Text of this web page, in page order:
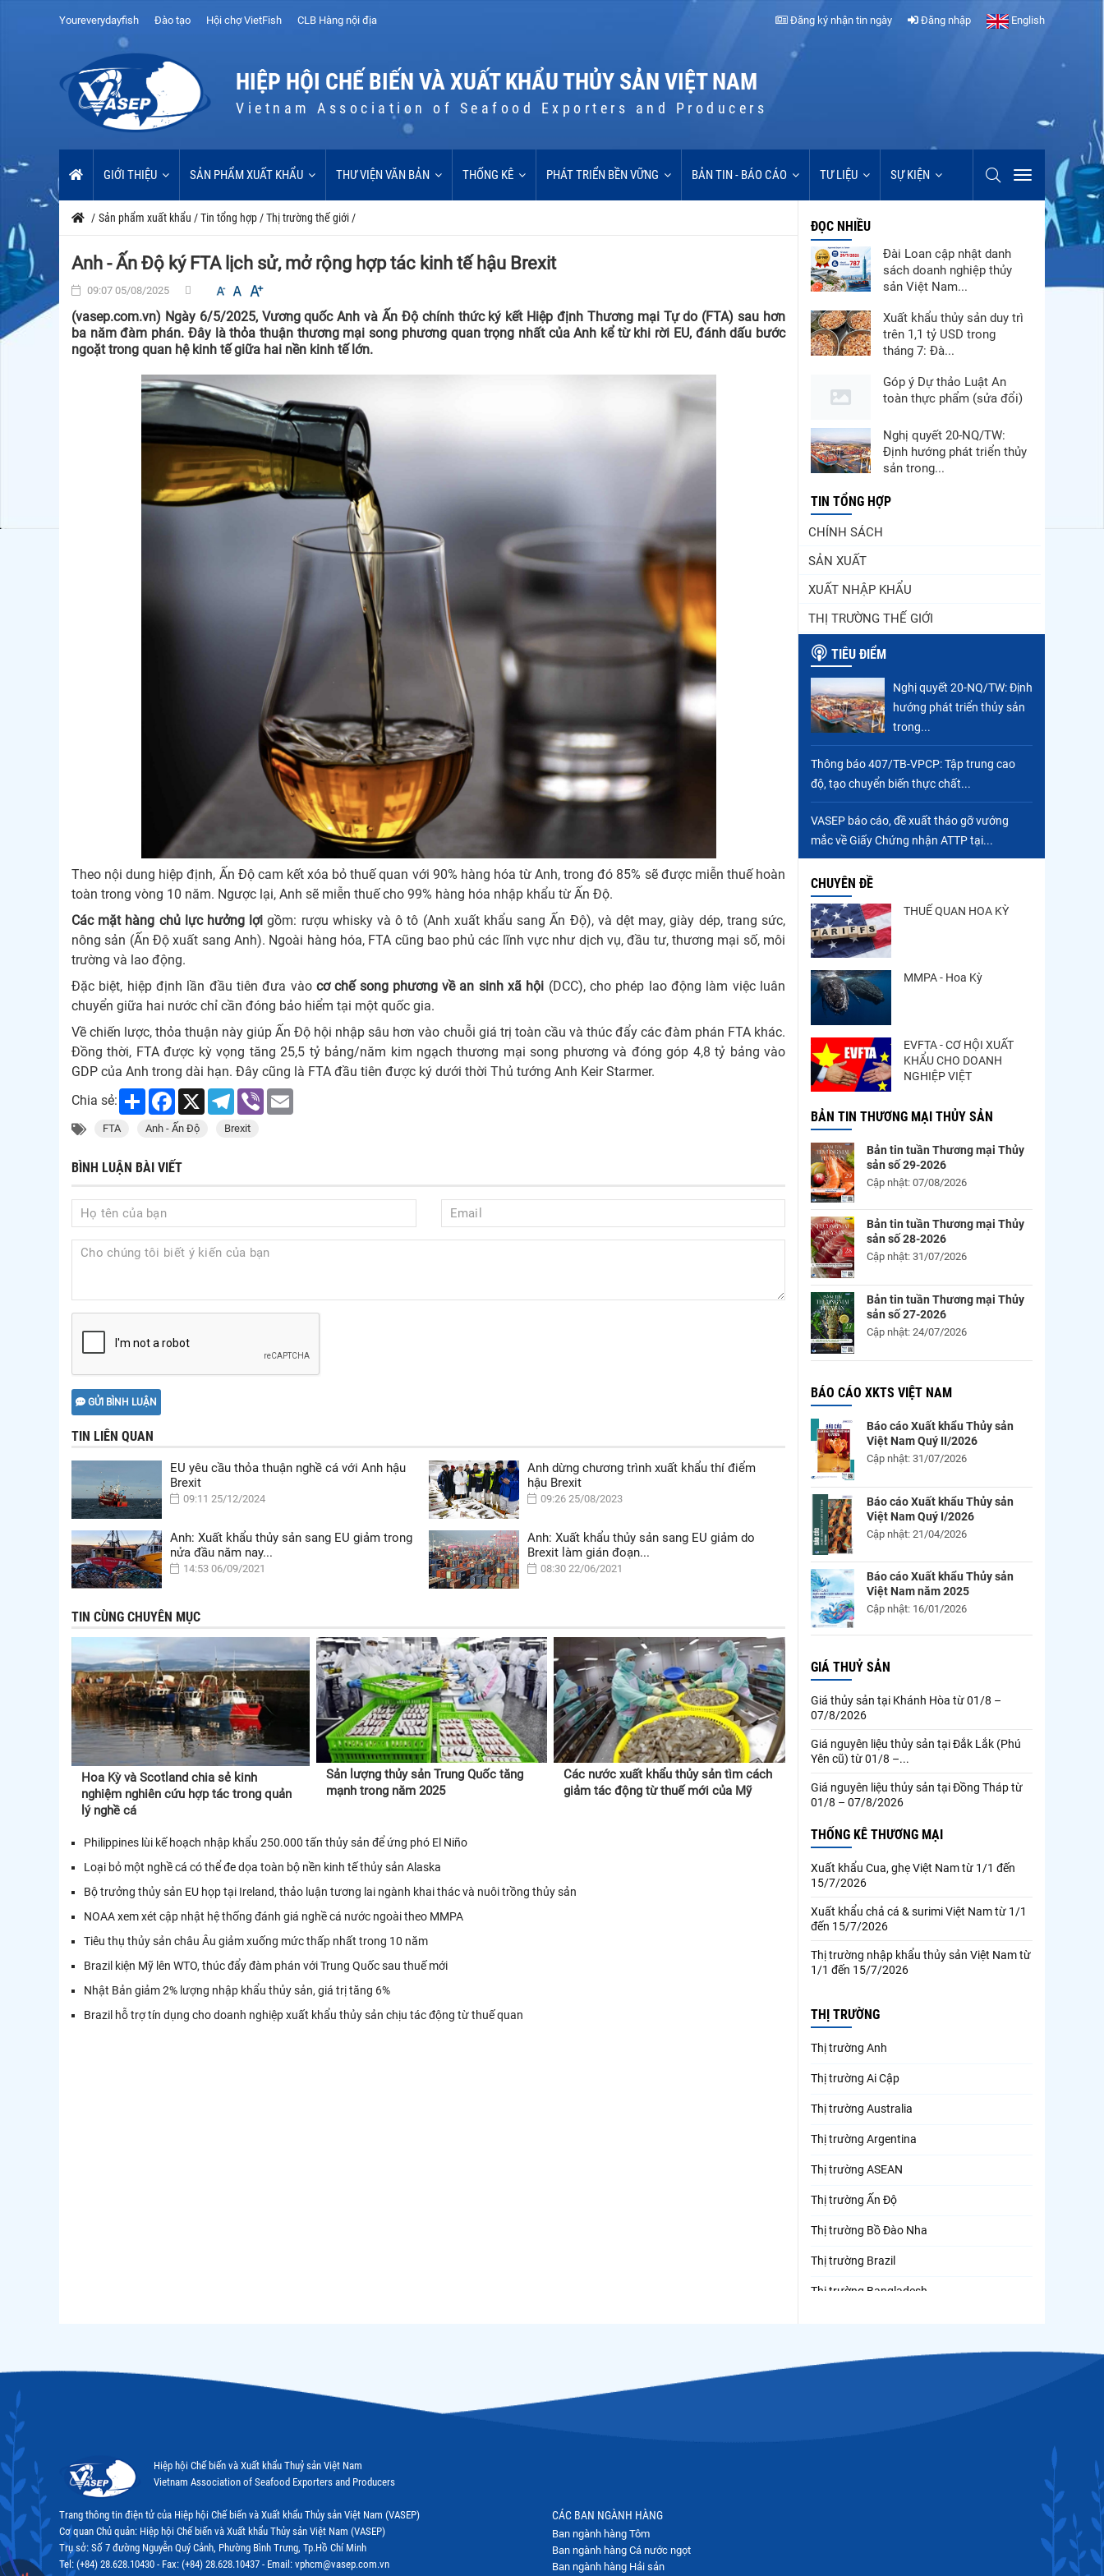
Youreverydayfish Đào tạo Hội chợ VietFish CLB Hàng nội địa Đăng ký nhận tin ngày Đăng nhập English
HIỆP HỘI CHẾ BIẾN VÀ XUẤT KHẨU THỦY SẢN VIỆT NAM
Vietnam Association of Seafood Exporters and Producers
GIỚI THIỆU SẢN PHẨM XUẤT KHẨU THƯ VIỆN VĂN BẢN THỐNG KÊ PHÁT TRIỂN BỀN VỮNG BẢN TIN - BÁO CÁO TƯ LIỆU SỰ KIỆN
/ Sản phẩm xuất khẩu /Tin tổng hợp /Thị trường thế giới /
Anh - Ấn Độ ký FTA lịch sử, mở rộng hợp tác kinh tế hậu Brexit
09:07 05/08/2025
(vasep.com.vn) Ngày 6/5/2025, Vương quốc Anh và Ấn Độ chính thức ký kết Hiệp định Thương mại Tự do (FTA) sau hơn
ba năm đàm phán. Đây là thỏa thuận thương mại song phương quan trọng nhất của Anh kể từ khi rời EU, đánh dấu bước
ngoặt trong quan hệ kinh tế giữa hai nền kinh tế lớn.
Theo nội dung hiệp định, Ấn Độ cam kết xóa bỏ thuế quan với 90% hàng hóa từ Anh, trong đó 85% sẽ được miễn thuế hoàn
toàn trong vòng 10 năm. Ngược lại, Anh sẽ miễn thuế cho 99% hàng hóa nhập khẩu từ Ấn Độ.
Các mặt hàng chủ lực hưởng lợigồm: rượu whisky và ô tô (Anh xuất khẩu sang Ấn Độ), và dệt may, giày dép, trang sức,
nông sản (Ấn Độ xuất sang Anh). Ngoài hàng hóa, FTA cũng bao phủ các lĩnh vực như dịch vụ, đầu tư, thương mại số, môi
trường và lao động.
Đặc biệt, hiệp định lần đầu tiên đưa vào cơ chế song phương về an sinh xã hội (DCC), cho phép lao động làm việc luân
chuyển giữa hai nước chỉ cần đóng bảo hiểm tại một quốc gia.
Về chiến lược, thỏa thuận này giúp Ấn Độ hội nhập sâu hơn vào chuỗi giá trị toàn cầu và thúc đẩy các đàm phán FTA khác.
Đồng thời, FTA được kỳ vọng tăng 25,5 tỷ bảng/năm kim ngạch thương mại song phương và đóng góp 4,8 tỷ bảng vào
GDP của Anh trong dài hạn. Đây cũng là FTA đầu tiên được ký dưới thời Thủ tướng Anh Keir Starmer.
Chia sẻ:
Share Facebook
X Telegram
Viber
FTA Anh - Ấn Độ Brexit
BÌNH LUẬN BÀI VIẾT
GỬI BÌNH LUẬN
TIN LIÊN QUAN
EU yêu cầu thỏa thuận nghề cá với Anh hậu
Brexit
09:11 25/12/2024
Anh dừng chương trình xuất khẩu thí điểm
hậu Brexit
09:26 25/08/2023
Anh: Xuất khẩu thủy sản sang EU giảm trong
nửa đầu năm nay...
14:53 06/09/2021
Anh: Xuất khẩu thủy sản sang EU giảm do
Brexit làm gián đoạn...
08:30 22/06/2021
TIN CÙNG CHUYÊN MỤC
Hoa Kỳ và Scotland chia sẻ kinh
nghiệm nghiên cứu hợp tác trong quản
lý nghề cá
Sản lượng thủy sản Trung Quốc tăng
mạnh trong năm 2025
Các nước xuất khẩu thủy sản tìm cách
giảm tác động từ thuế mới của Mỹ
Philippines lùi kế hoạch nhập khẩu 250.000 tấn thủy sản để ứng phó El Niño
Loại bỏ một nghề cá có thể đe dọa toàn bộ nền kinh tế thủy sản Alaska
Bộ trưởng thủy sản EU họp tại Ireland, thảo luận tương lai ngành khai thác và nuôi trồng thủy sản
NOAA xem xét cập nhật hệ thống đánh giá nghề cá nước ngoài theo MMPA
Tiêu thụ thủy sản châu Âu giảm xuống mức thấp nhất trong 10 năm
Brazil kiện Mỹ lên WTO, thúc đẩy đàm phán với Trung Quốc sau thuế mới
Nhật Bản giảm 2% lượng nhập khẩu thủy sản, giá trị tăng 6%
Brazil hỗ trợ tín dụng cho doanh nghiệp xuất khẩu thủy sản chịu tác động từ thuế quan
ĐỌC NHIỀU
Đài Loan cập nhật danh
sách doanh nghiệp thủy
sản Việt Nam...
Xuất khẩu thủy sản duy trì
trên 1,1 tỷ USD trong
tháng 7: Đà...
Góp ý Dự thảo Luật An
toàn thực phẩm (sửa đổi)
Nghị quyết 20-NQ/TW:
Định hướng phát triển thủy
sản trong...
Thuế Mục 301 và bài toán
rô phi Trung Quốc tiếp tục
tăng
Trung Quốc tăng mạnh
nhập khẩu mực, trong khi
nguồn cung...
Xuất khẩu cá ngừ Việt
Nam sang Canada tăng
nhẹ, áp lực mới...
Tập trung cao độ, tạo
chuyển biến...
TIN TỔNG HỢP
CHÍNH SÁCH
SẢN XUẤT
XUẤT NHẬP KHẨU
THỊ TRƯỜNG THẾ GIỚI
TIÊU ĐIỂM
Nghị quyết 20-NQ/TW: Định
hướng phát triển thủy sản
trong...
Thông báo 407/TB-VPCP: Tập trung cao
độ, tạo chuyển biến thực chất...
VASEP báo cáo, đề xuất tháo gỡ vướng
mắc về Giấy Chứng nhận ATTP tại...
CHUYÊN ĐỀ
THUẾ QUAN HOA KỲ
MMPA - Hoa Kỳ
EVFTA - CƠ HỘI XUẤT
KHẨU CHO DOANH
NGHIỆP VIỆT
BẢN TIN THƯƠNG MẠI THỦY SẢN
Bản tin tuần Thương mại Thủy
sản số 29-2026
Cập nhật: 07/08/2026
Bản tin tuần Thương mại Thủy
sản số 28-2026
Cập nhật: 31/07/2026
Bản tin tuần Thương mại Thủy
sản số 27-2026
Cập nhật: 24/07/2026
BÁO CÁO XKTS VIỆT NAM
Báo cáo Xuất khẩu Thủy sản
Việt Nam Quý II/2026
Cập nhật: 31/07/2026
Báo cáo Xuất khẩu Thủy sản
Việt Nam Quý I/2026
Cập nhật: 21/04/2026
Báo cáo Xuất khẩu Thủy sản
Việt Nam năm 2025
Cập nhật: 16/01/2026
GIÁ THUỶ SẢN
Giá thủy sản tại Khánh Hòa từ 01/8 –
07/8/2026
Giá nguyên liệu thủy sản tại Đắk Lắk (Phú
Yên cũ) từ 01/8 –...
Giá nguyên liệu thủy sản tại Đồng Tháp từ
01/8 – 07/8/2026
THỐNG KÊ THƯƠNG MẠI
Xuất khẩu Cua, ghẹ Việt Nam từ 1/1 đến
15/7/2026
Xuất khẩu chả cá & surimi Việt Nam từ 1/1
đến 15/7/2026
Thị trường nhập khẩu thủy sản Việt Nam từ
1/1 đến 15/7/2026
THỊ TRƯỜNG
Thị trường Anh
Thị trường Ai Cập
Thị trường Australia
Thị trường Argentina
Thị trường ASEAN
Thị trường Ấn Độ
Thị trường Bồ Đào Nha
Thị trường Brazil
Thị trường Bangladesh
Hiệp hội Chế biến và Xuất khẩu Thuỷ sản Việt Nam
Vietnam Association of Seafood Exporters and Producers
Trang thông tin điện tử của Hiệp hội Chế biến và Xuất khẩu Thủy sản Việt Nam (VASEP)
Cơ quan Chủ quản: Hiệp hội Chế biến và Xuất khẩu Thủy sản Việt Nam (VASEP)
Trụ sở: Số 7 đường Nguyễn Quý Cảnh, Phường Bình Trưng, Tp.Hồ Chí Minh
Tel: (+84) 28.628.10430 - Fax: (+84) 28.628.10437 - Email: vphcm@vasep.com.vn
CÁC BAN NGÀNH HÀNG
Ban ngành hàng Tôm
Ban ngành hàng Cá nước ngọt
Ban ngành hàng Hải sản